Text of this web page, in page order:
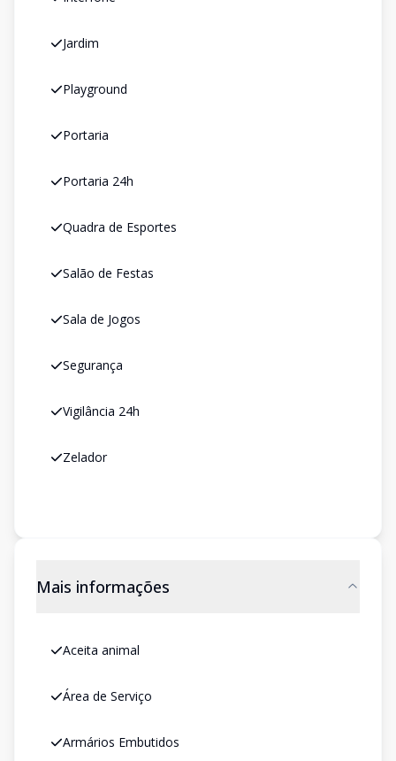
Jardim
Playground
Portaria
Portaria 24h
Quadra de Esportes
Salão de Festas
Sala de Jogos
Segurança
Vigilância 24h
Zelador
Mais informações
Aceita animal
Área de Serviço
Armários Embutidos